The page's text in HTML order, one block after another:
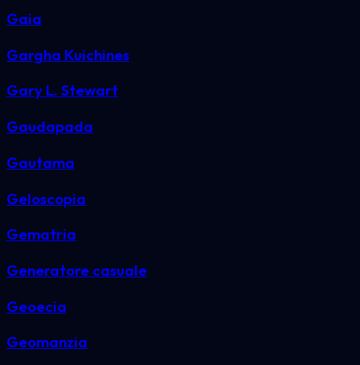
Gaia
Gargha Kuichines
Gary L. Stewart
Gaudapada
Gautama
Geloscopia
Gematria
Generatore casuale
Geoecia
Geomanzia